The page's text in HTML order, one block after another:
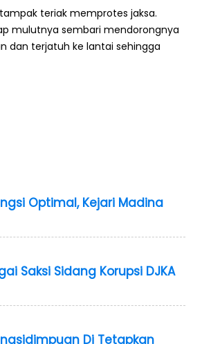
teriak memprotes jaksa.
mulutnya sembari mendorongnya
dan terjatuh ke lantai sehingga
Optimal, Kejari Madina
Saksi Sidang Korupsi DJKA
Di Tetapkan